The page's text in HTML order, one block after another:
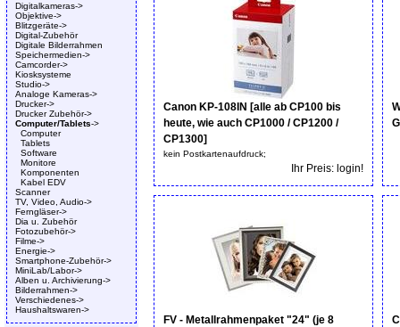
Digitalkameras->
Objektive->
Blitzgeräte->
Digital-Zubehör
Digitale Bilderrahmen
Speichermedien->
Camcorder->
Kiosksysteme
Studio->
Analoge Kameras->
Drucker->
Drucker Zubehör->
Computer/Tablets->
Computer
Tablets
Software
Monitore
Komponenten
Kabel EDV
Scanner
TV, Video, Audio->
Ferngläser->
Dia u. Zubehör
Fotozubehör->
Filme->
Energie->
Smartphone-Zubehör->
MiniLab/Labor->
Alben u. Archivierung->
Bilderrahmen->
Verschiedenes->
Haushaltswaren->
Canon KP-108IN [alle ab CP100 bis
heute, wie auch CP1000 / CP1200 /
CP1300]
kein Postkartenaufdruck;
Ihr Preis: login!
FV - Metallrahmenpaket "24" (je 8